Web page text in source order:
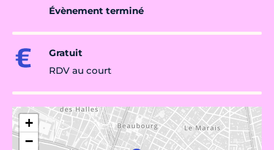
Évènement terminé
Gratuit
RDV au court
+
−